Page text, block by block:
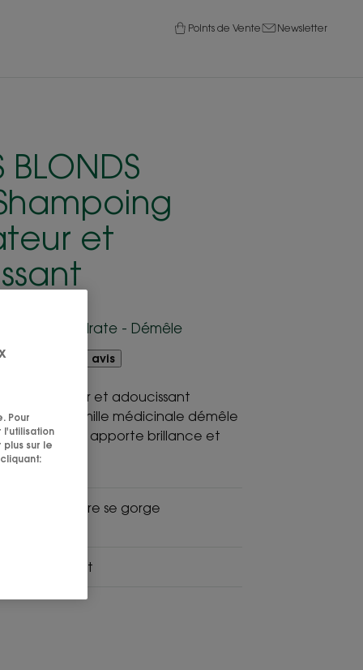
Points de Vente Newsletter
BLONDS
et
blonds - Hydrate - Démêle
donner votre avis
illuminateur et adoucissant
à la Camomille médicinale démêle
blonds, apporte brillance et
la chevelure se gorge
illuminant
Pour
sur le